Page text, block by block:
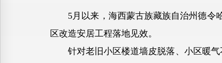
5月以来，海西蒙古族藏族自治州德令哈
区改造安居工程落地见效。
针对老旧小区楼道墙皮脱落、小区暖气